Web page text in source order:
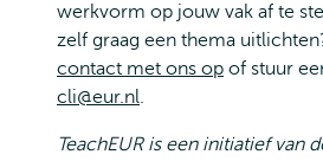
werkvorm op jouw vak af te
zelf graag een thema
contact met ons op of stuur
cli@eur.nl.
TeachEUR is een initiatief van